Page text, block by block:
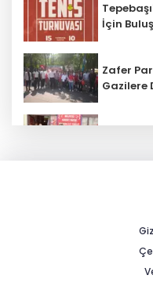
İçin
Zafer
Gazilere
AK Parti
Şiddetli